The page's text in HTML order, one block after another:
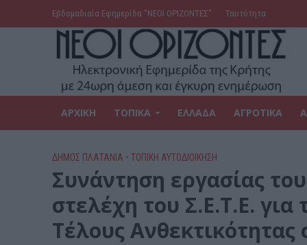
Εβδομαδιαία Εφημερίδα ‘’ΝΕΟΙ ΟΡΙΖΟΝΤΕΣ’’ Ταυτότητα
ΑΡΧΙΚΗ ΤΟΠΙΚΑ ΕΛΛΑΔΑ ΑΓΡΟΤΙΚΑ
ΔΉΜΟΣ ΠΛΑΤΑΝΙΆ • ΤΟΠΙΚΗ ΑΥΤΟΔΙΟΙΚΗΣΗ
Συνάντηση εργασίας
στελέχη του Σ.Ε.Τ.Ε.
Τέλους Ανθεκτικότητας